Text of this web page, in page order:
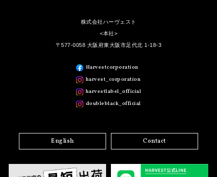
株式会社ハーヴェスト
<本社>
〒577-0058 大阪府東大阪市足代北 1-18-3
Harvestcorporation
harvest_corporation
harvestlabel_official
doubleblack_official
English Contact